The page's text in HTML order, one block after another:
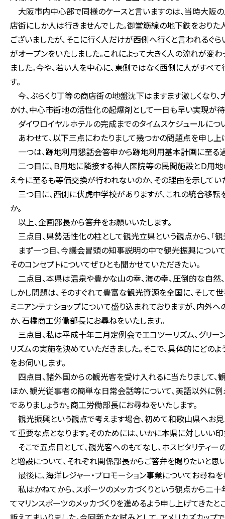
大阪市内中心部で同様のケースと言いますのは、当時大阪
店街にしか人は行きませんでした。御堂筋線の地下鉄をおり
ございましたが、そこに行く人だけが西側へ行くと言われるぐ
がオープンをいたしました。これによって大きく人の流れが変
ました。今や、若い人を中心に、東側ではなく西側に人がすべ
す。
今、ぶらくり丁等の商店街の地盤沈下はますます激しくなり
かけ、中心市街地の活性化の起爆剤として一日も早い実現が
ダイワロイヤルホテルの完成までのタイムスケジュールにつ
あわせて、以下三点にわたりまして幾つかの問題点を申し上
一つは、跡地利用懇話会答申から跡地利用基本計画に至る
二つ目に、Ｂ用地に隣接する神人医院等の民間施設とＤ用
え今に至るも等価交換が行われないのか、その理由を示してい
三つ目に、西側に伏虎中学校がありますが、これの統合移
か。
以上、企画部長から答弁をお願いいたします。
三点目、県勢活性化の柱として観光立県という観点から、「
まず一つ目、今議会冒頭の知事説明の中で観光振興について
そのコンセプトについてぜひとも聞かせていただきたい。
二点目、本県は温泉や豊かな山の幸、海の幸、圧倒的な自
しかし問題は、そのすぐれて豊富な観光資源を全国に、そして
ミニアンテナショップについて盛り込まれておりますが、内外
か、石橋商工労働部長にお尋ねをいたします。
三点目、私は平成十年二月定例会でエコツーリズム、グリー
リズムの実施を決めていただきました。そこで、具体的にどの
をお伺いします。
四点目、諸外国からの観光客を受け入れるに当たりまして
ほか、観光従事者の簡単な日常会話等について、英語以外に
でありましょうか。商工労働部長にお尋ねをいたします。
観光振興という観点で考えます場合、初めて和歌山県へお
て重要な点となります。そのためには、いかに本県に対しいい
そこで五点目として、観光客へのもてなし、ホスピタリティ
と増設について、それぞれ関係部長からご答弁を賜りたいと思
最後に、海洋レジャー・プロモーション事業についてお尋ねを
私はかねてから、スポーツのメッカづくりという観点から二
てマリンスポーツのメッカづくりを進めるよう申し上げてきた